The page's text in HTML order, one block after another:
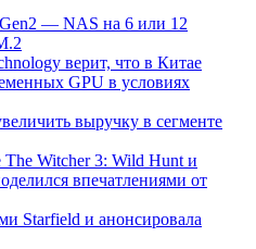
Gen2 — NAS на 6 или 12
верит, что в Китае
GPU в условиях
выручку в сегменте
The Witcher 3: Wild Hunt и
впечатлениями от
Starfield и анонсировала